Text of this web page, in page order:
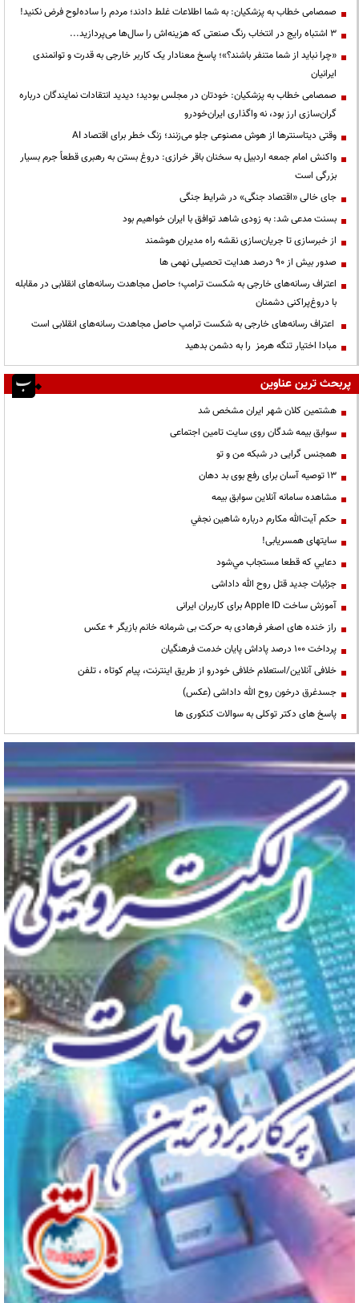
صمصامی خطاب به پزشکیان: به شما اطلاعات غلط دادند؛ مردم را ساده‌لوح فرض نکنید!
3 اشتباه رایج در انتخاب رنگ صنعتی که هزینه‌اش را سال‌ها می‌پردازید...
«چرا نباید از شما متنفر باشند؟»؛ پاسخ معنادار یک کاربر خارجی به قدرت و توانمندی
ایرانیان
صمصامی خطاب به پزشکیان: خودتان در مجلس بودید؛ دیدید انتقادات نمایندگان درباره
گران‌سازی ارز بود، نه واگذاری ایران‌خودرو
وقتی دیتاسنترها از هوش مصنوعی جلو می‌زنند؛ زنگ خطر برای اقتصاد AI
واکنش امام جمعه اردبیل به سخنان باقر خرازی: دروغ بستن به رهبری قطعاً جرم بسیار
بزرگی است
جای خالی «اقتصاد جنگی» در شرایط جنگی
بسنت مدعی شد: به زودی شاهد توافق با ایران خواهیم بود
از خبرسازی تا جریان‌سازی نقشه راه مدیران هوشمند
صدور بیش از ۹۰ درصد هدایت تحصیلی نهمی ها
اعتراف رسانه‌های خارجی به شکست ترامپ؛ حاصل مجاهدت رسانه‌های انقلابی در مقابله
با دروغ‌پراکنی دشمنان
اعتراف رسانه‌های خارجی به شکست ترامپ حاصل مجاهدت رسانه‌های انقلابی است
مبادا اختیار تنگه هرمز را به دشمن بدهید
پربحث ترین عناوین
هشتمین کلان شهر ایران مشخص شد
سوابق بیمه شدگان روی سایت تامین اجتماعی
همجنس گرایی در شبکه من و تو
13 توصیه آسان برای رفع بوی بد دهان
مشاهده سامانه آنلاين سوابق بیمه
حكم آيت‌الله مكارم درباره شاهين نجفي
سایتهای همسریابی!
دعايي كه قطعا مستجاب مي‌شود
جزئیات جدید قتل روح الله داداشی
آموزش ساخت Apple ID برای کاربران ایرانی
راز خنده های اصغر فرهادی به حرکت بی شرمانه خانم بازیگر + عکس
پرداخت ۱۰۰ درصد پاداش پایان خدمت فرهنگیان
خلافی آنلاین/استعلام خلافی خودرو از طریق اینترنت، پیام کوتاه ، تلفن
جسدغرق درخون روح الله داداشی (عکس)
پاسخ های دکتر توکلی به سوالات کنکوری ها